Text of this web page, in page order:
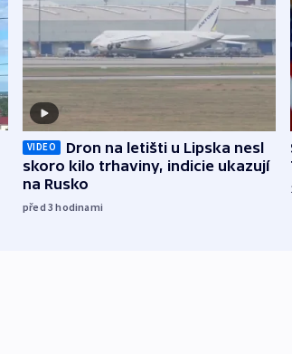
VIDEO
Dron na letišti u Lipska nesl
skoro kilo trhaviny, indicie ukazují
na Rusko
před 3hodinami